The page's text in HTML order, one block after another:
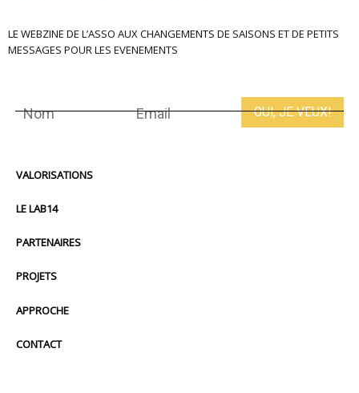
LE WEBZINE DE L’ASSO AUX CHANGEMENTS DE SAISONS ET DE PETITS
MESSAGES POUR LES EVENEMENTS
VALORISATIONS
LE LAB14
PARTENAIRES
PROJETS
APPROCHE
CONTACT